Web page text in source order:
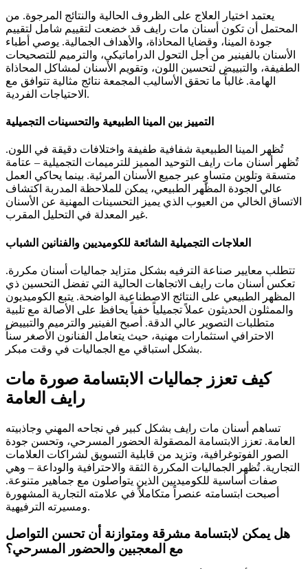
يعتمد اختيار العلاج على الظروف الحالية والنتائج المرجوة. من
المحتمل أن تكون أسنان مات رايف قد خضعت لتقييم شامل لتقييم
جودة المينا، وقضايا المحاذاة، والأهداف الجمالية. يوصي أطباء
الأسنان بالفينير من أجل التحول الدراماتيكي، والترميم للتصحيحات
الطفيفة، والتبييض لتحسين اللون، وتقويم الأسنان لمشاكل المحاذاة
الهامة. غالباً ما تحقق الأساليب المجمعة نتائج مثالية تتوافق مع
الاحتياجات الفردية.
التمييز بين المينا الطبيعية والتحسينات التجميلية
تُظهر المينا الطبيعية شفافية طفيفة واختلافات دقيقة في اللون.
تُظهر أسنان مات رايف التوحيد المميز للترميمات التجميلية – عتامة
متسقة وتلوين متساوٍ عبر جميع الأسنان المرئية. بينما يحاكي العمل
عالي الجودة المظهر الطبيعي، يمكن للملاحظة المدربة اكتشاف
الاتساق الخالي من العيوب الذي يميز التحسينات المهنية عن الأسنان
غير المعدلة في التحليل المقرب.
العلاجات التجميلية الشائعة للكوميديين والفنانين الشباب
تتطلب معايير صناعة الترفيه بشكل متزايد جماليات أسنان مكررة.
تعكس أسنان مات رايف الاتجاهات الحالية التي تفضل التحسين ذي
المظهر الطبيعي على النتائج الاصطناعية الواضحة. يتبع الكوميديون
والممثلون الحديثون عملاً تجميلياً خفياً يحافظ على الأصالة مع تلبية
متطلبات التصوير عالي الدقة. أصبح الفينير والترميم والتبييض
الاحترافي استثمارات مهنية، حيث يتعامل الفنانون الأصغر سناً
بشكل استباقي مع الجماليات في وقت مبكر.
كيف تعزز جماليات الابتسامة صورة مات
رايف العامة
تساهم أسنان مات رايف بشكل كبير في نجاحه المهني وجاذبيته
العامة. تعزز الابتسامة المصقولة الحضور المسرحي، وتحسن جودة
الصور الفوتوغرافية، وتزيد من قابلية التسويق لشراكات العلامات
التجارية. تُظهر الجماليات المكررة الثقة والاحترافية والوداعة – وهي
صفات أساسية للكوميديين الذين يتواصلون مع جماهير متنوعة.
أصبحت ابتسامته عنصراً متكاملاً في علامته التجارية المشهورة
ومسيرته الترفيهية.
هل يمكن لابتسامة مشرقة ومتوازنة أن تحسن التواصل
مع المعجبين والحضور المسرحي؟